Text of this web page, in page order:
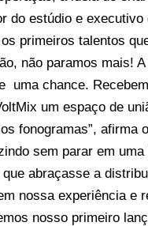
do estúdio e executivo
primeiros talentos
não paramos mais!
uma chance.
um espaço de
fonogramas”, afirma
sem parar em
abraçasse a
nossa experiência e
nosso primeiro